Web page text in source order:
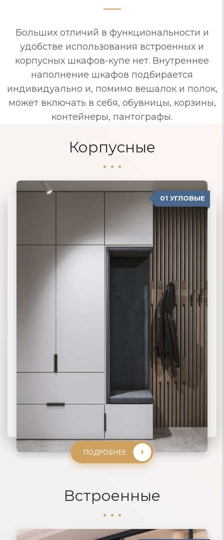
Больших отличий в функциональности и
удобстве использования встроенных и
корпусных шкафов-купе нет. Внутреннее
наполнение шкафов подбирается
индивидуально и, помимо вешалок и полок,
может включать в себя, обувницы, корзины,
контейнеры, пантографы.
Корпусные
01 УГЛОВЫЕ
ПОДРОБНЕЕ
02 ПРЯМЫЕ
ПОДРОБНЕЕ
Встроенные